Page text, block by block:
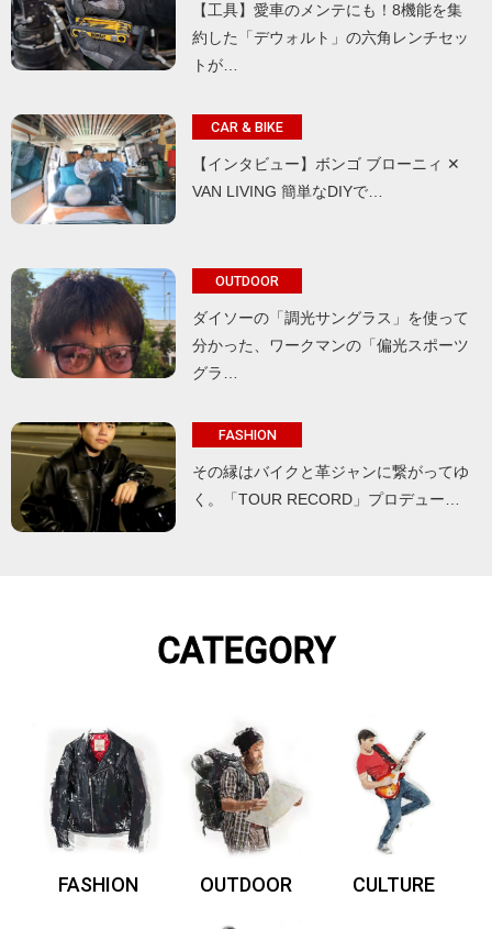
【工具】愛車のメンテにも！8機能を集
約した「デウォルト」の六角レンチセッ
トが…
CAR & BIKE
【インタビュー】ボンゴ ブローニィ ✕
VAN LIVING 簡単なDIYで…
OUTDOOR
ダイソーの「調光サングラス」を使って
分かった、ワークマンの「偏光スポーツ
グラ…
FASHION
その縁はバイクと革ジャンに繋がってゆ
く。「TOUR RECORD」プロデュー…
CATEGORY
FASHION OUTDOOR CULTURE